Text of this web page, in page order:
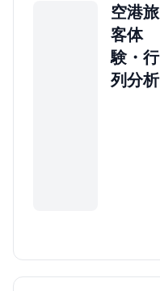
空港旅
客体
験・行
列分析